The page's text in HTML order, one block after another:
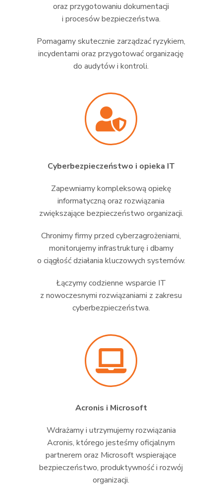
oraz przygotowaniu dokumentacji
i procesów bezpieczeństwa.
Pomagamy skutecznie zarządzać ryzykiem,
incydentami oraz przygotować organizację
do audytów i kontroli.
Cyberbezpieczeństwo i opieka IT
Zapewniamy kompleksową opiekę
informatyczną oraz rozwiązania
zwiększające bezpieczeństwo organizacji.
Chronimy firmy przed cyberzagrożeniami,
monitorujemy infrastrukturę i dbamy
o ciągłość działania kluczowych systemów.
Łączymy codzienne wsparcie IT
z nowoczesnymi rozwiązaniami z zakresu
cyberbezpieczeństwa.
Acronis i Microsoft
Wdrażamy i utrzymujemy rozwiązania
Acronis, którego jesteśmy oficjalnym
partnerem oraz Microsoft wspierające
bezpieczeństwo, produktywność i rozwój
organizacji.